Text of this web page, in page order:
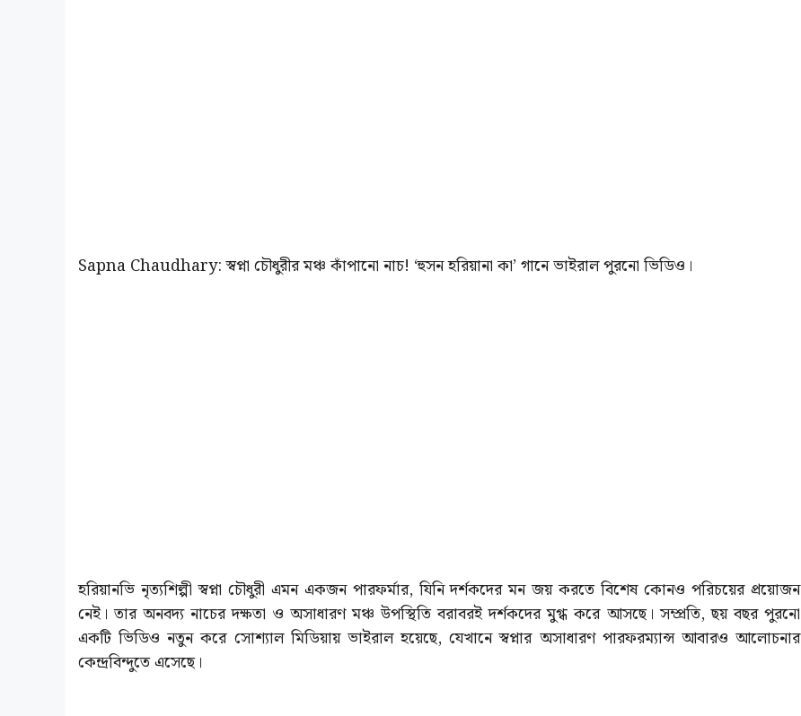
Sapna Chaudhary: স্বপ্না চৌধুরীর মঞ্চ কাঁপানো নাচ! ‘হুসন হরিয়ানা কা’ গানে ভাইরাল পুরনো ভিডিও।
হরিয়ানভি নৃত্যশিল্পী স্বপ্না চৌধুরী এমন একজন পারফর্মার, যিনি দর্শকদের মন জয় করতে বিশেষ কোনও পরিচয়ের প্রয়োজন
নেই। তার অনবদ্য নাচের দক্ষতা ও অসাধারণ মঞ্চ উপস্থিতি বরাবরই দর্শকদের মুগ্ধ করে আসছে। সম্প্রতি, ছয় বছর পুরনো
একটি ভিডিও নতুন করে সোশ্যাল মিডিয়ায় ভাইরাল হয়েছে, যেখানে স্বপ্নার অসাধারণ পারফরম্যান্স আবারও আলোচনার
কেন্দ্রবিন্দুতে এসেছে।